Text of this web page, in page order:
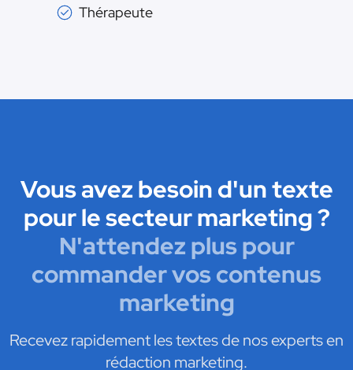
Thérapeute
Vous avez besoin d'un texte
pour le secteur marketing ?
N'attendez plus pour
commander vos contenus
marketing
Recevez rapidement les textes de nos experts en
rédaction marketing.